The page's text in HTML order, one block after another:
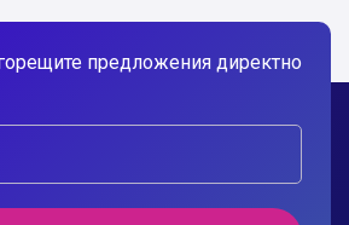
предложения директно